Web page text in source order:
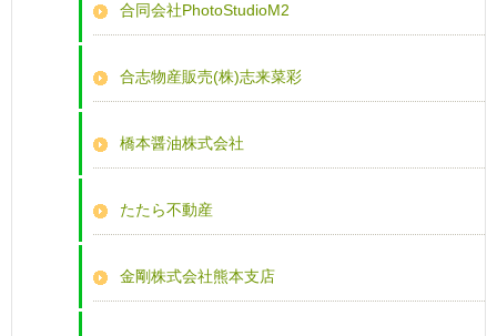
合同会社PhotoStudioM2
合志物産販売(株)志来菜彩
橋本醤油株式会社
たたら不動産
金剛株式会社熊本支店